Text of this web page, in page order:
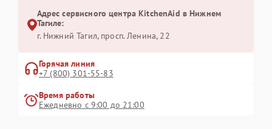
Адрес сервисного центра KitchenAid в Нижнем
Тагиле:
г. Нижний Тагил, просп. Ленина, 22
Горячая линия
+7 (800) 301-55-83
Время работы
Ежедневно с 9:00 до 21:00